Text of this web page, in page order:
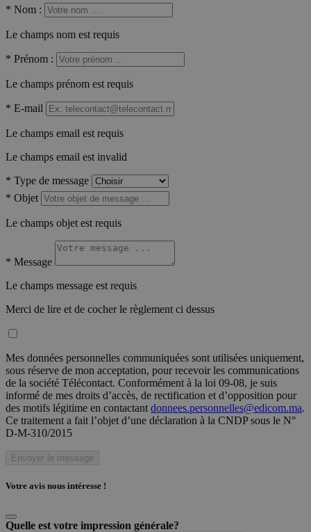
* Nom :
Le champs nom est requis
* Prénom :
Le champs prénom est requis
* E-mail
Le champs email est requis
Le champs email est invalid
* Type de message
* Objet
Le champs objet est requis
* Message
Le champs message est requis
Merci de lire et de cocher le règlement ci dessus
Mes données personnelles communiquées sont utilisées uniquement,
sous réserve de mon acceptation, pour recevoir les communications
de la société Télécontact. Conformément à la loi 09-08, je suis
informé de mes droits d’accès, de rectification et d’opposition pour
des motifs légitime en contactant donnees.personnelles@edicom.ma.
Ce traitement a fait l’objet d’une déclaration à la CNDP sous le N°
D-M-310/2015
Envoyer le message
Votre avis nous intéresse !
Quelle est votre impression générale?